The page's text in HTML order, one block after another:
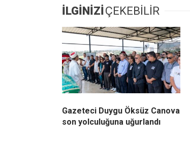
İLGİNİZİÇEKEBİLİR
Gazeteci Duygu Öksüz Canova
son yolculuğuna uğurlandı